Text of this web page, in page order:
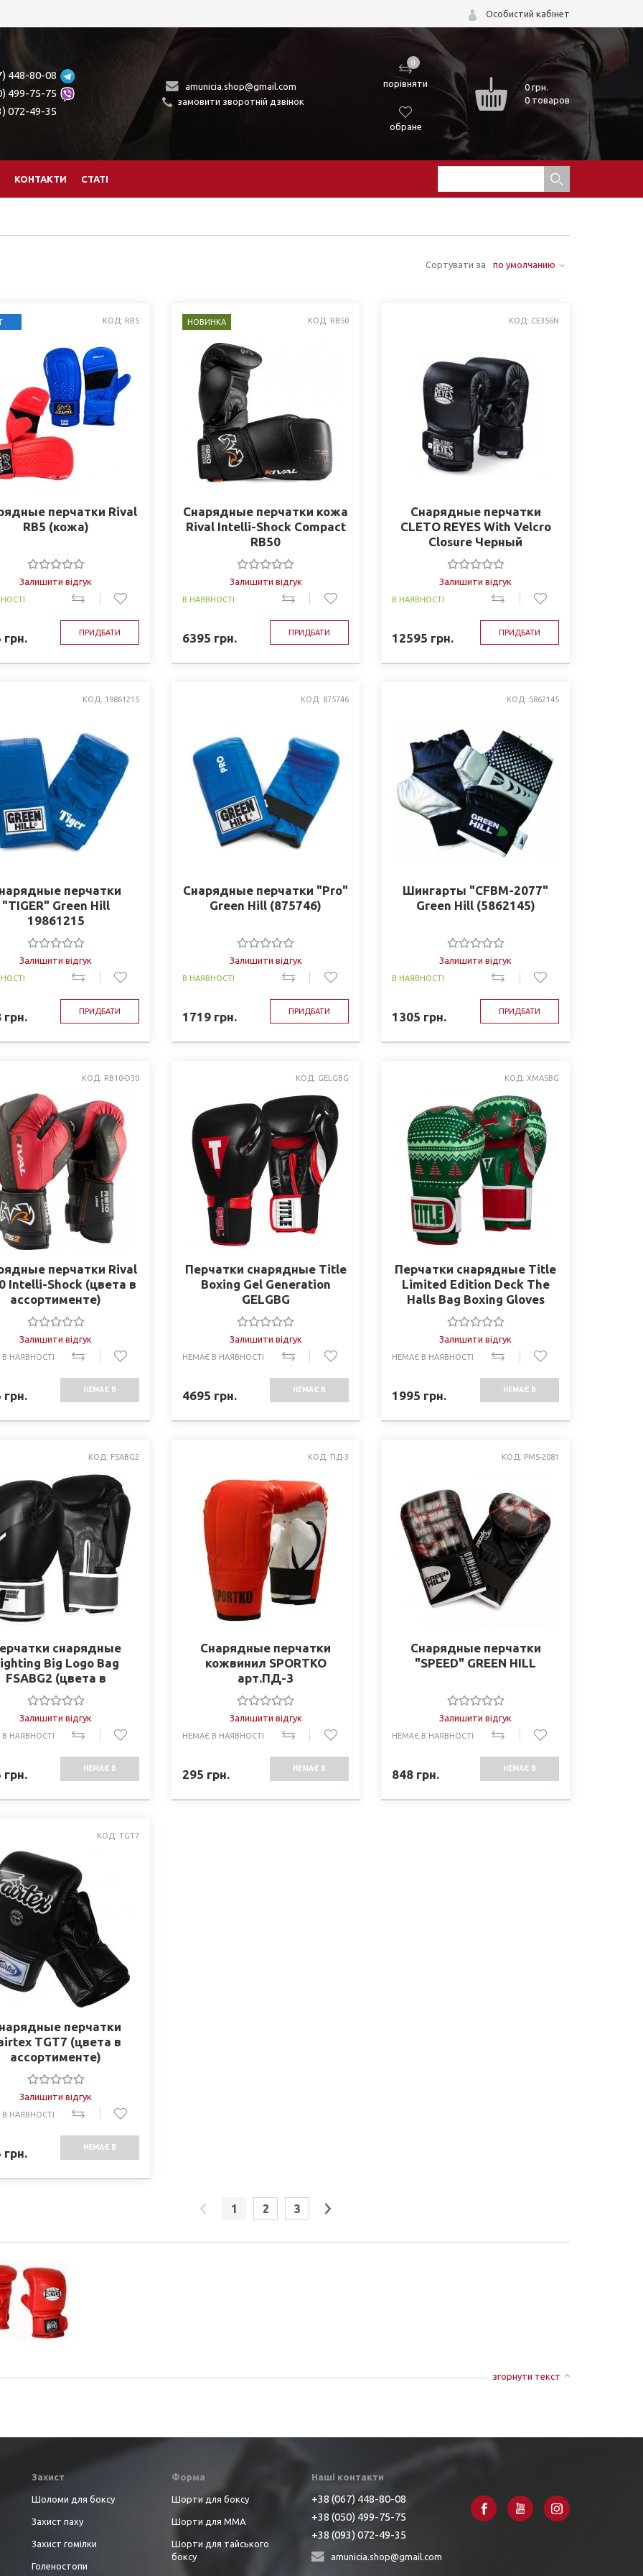
Особистий кабінет
448-80-08
499-75-75
072-49-35
amunicia.shop@gmail.com
замовити зворотній дзвінок
0
порівняти
обране
0грн.
0 товаров
КОНТАКТИ СТАТІ
Сортувати за по умолчанию
КОД: RB5
перчатки Rival
RB5 (кожа)
Залишити відгук
грн. ПРИДБАТИ
НОВИНКА КОД: RB50
Снарядные перчатки кожа
Rival Intelli-Shock Compact
RB50
Залишити відгук
В НАЯВНОСТІ
6395 грн. ПРИДБАТИ
КОД: CE356N
Снарядные перчатки
CLETO REYES With Velcro
Closure Черный
Залишити відгук
В НАЯВНОСТІ
12595 грн. ПРИДБАТИ
КОД: 19861215
перчатки
"TIGER" Green Hill
19861215
Залишити відгук
грн. ПРИДБАТИ
КОД: 875746
Снарядные перчатки "Pro"
Green Hill (875746)
Залишити відгук
В НАЯВНОСТІ
1719грн. ПРИДБАТИ
КОД: 5862145
Шингарты "CFBM-2077"
Green Hill (5862145)
Залишити відгук
В НАЯВНОСТІ
1305 грн. ПРИДБАТИ
КОД: RB10-D30
перчатки Rival
Intelli-Shock (цвета в
ассортименте)
Залишити відгук
НАЯВНОСТІ
грн. НЕМАЄ В
КОД: GELGBG
Перчатки снарядные Title
Boxing Gel Generation
GELGBG
Залишити відгук
НЕМАЄ В НАЯВНОСТІ
4695 грн. НЕМАЄ В
КОД: XMASBG
Перчатки снарядные Title
Limited Edition Deck The
Halls Bag Boxing Gloves
XMASBG
Залишити відгук
НЕМАЄ В НАЯВНОСТІ
1995 грн. НЕМАЄ В
КОД: FSABG2
снарядные
Big Logo Bag
FSABG2 (цвета в
ассортименте)
Залишити відгук
НАЯВНОСТІ
грн. НЕМАЄ В
КОД: ПД-3
Снарядные перчатки
кожвинил SPORTKO
арт.ПД-3
Залишити відгук
НЕМАЄ В НАЯВНОСТІ
295 грн. НЕМАЄ В
КОД: PMS-2081
Снарядные перчатки
"SPEED" GREEN HILL
Залишити відгук
НЕМАЄ В НАЯВНОСТІ
848 грн. НЕМАЄ В
КОД: TGT7
перчатки
TGT7 (цвета в
ассортименте)
Залишити відгук
НАЯВНОСТІ
грн. НЕМАЄ В
1 2 3
згорнути текст
Захист
Шоломи для боксу
Захист паху
Захист гомілки
Голеностопи
Форма
Шорти для боксу
Шорти для ММА
Шорти для тайського
боксу
Наші контакти
+38 (067) 448-80-08
+38 (050) 499-75-75
+38 (093) 072-49-35
amunicia.shop@gmail.com